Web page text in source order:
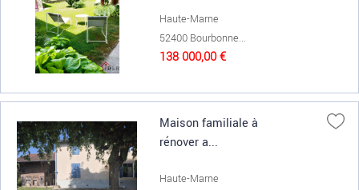
Haute-Marne
52400 Bourbonne...
138 000,00 €
Maison familiale à
rénover a...
Haute-Marne